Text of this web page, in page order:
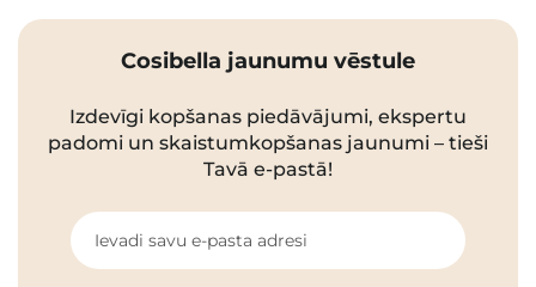
Cosibella jaunumu vēstule
Izdevīgi kopšanas piedāvājumi, ekspertu
padomi un skaistumkopšanas jaunumi – tieši
Tavā e-pastā!
Ievadi savu e-pasta adresi